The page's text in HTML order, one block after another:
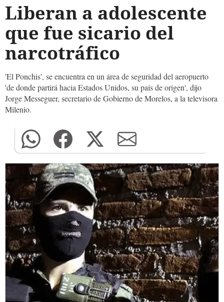
Liberan a adolescente
que fue sicario del
narcotráfico
'El Ponchis', se encuentra en un área de seguridad del aeropuerto
'de donde partirá hacia Estados Unidos, su país de origen', dijo
Jorge Messeguer, secretario de Gobierno de Morelos, a la televisora
Milenio.